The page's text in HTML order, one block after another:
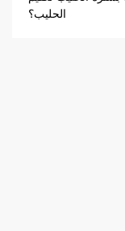
الحليب؟